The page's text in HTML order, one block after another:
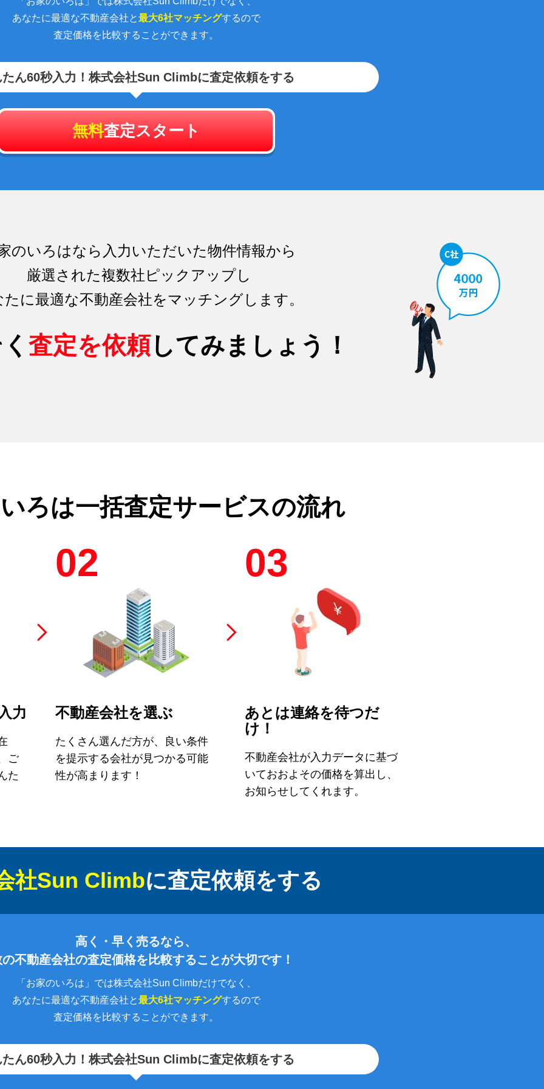
あなたに最適な不動産会社と最大6社マッチングするので
査定価格を比較することができます。
ん60秒入力！ 株式会社Sun Climbに査定依頼をする
無料査定スタート
のいろはなら入力いただいた物件情報から
厳選された複数社ピックアップし
たに最適な不動産会社をマッチングします。
査定を依頼してみましょう！
ろは一括査定サービスの流れ
力
ご
た
02
不動産会社を選ぶ
たくさん選んだ方が、良い条件
を提示する会社が見つかる可能
性が高まります！
03
あとは連絡を待つだ
け！
不動産会社が入力データに基づ
いておおよその価格を算出し、
お知らせしてくれます。
社Sun Climbに査定依頼をする
高く・早く売るなら、
不動産会社の査定価格を比較することが大切です！
「お家のいろは」では株式会社Sun Climbだけでなく、
あなたに最適な不動産会社と最大6社マッチングするので
査定価格を比較することができます。
ん60秒入力！ 株式会社Sun Climbに査定依頼をする